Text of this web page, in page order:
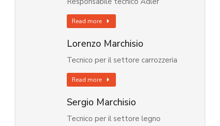
Read more
Lorenzo Marchisio
Tecnico per il settore carrozzeria
Read more
Sergio Marchisio
Tecnico per il settore legno